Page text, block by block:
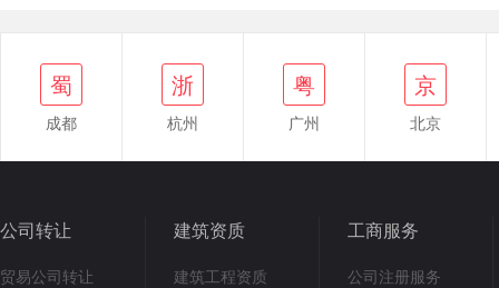
蜀
成都
浙
杭州
粤
广州
京
北京
公司转让
贸易公司转让
建筑资质
建筑工程资质
工商服务
公司注册服务